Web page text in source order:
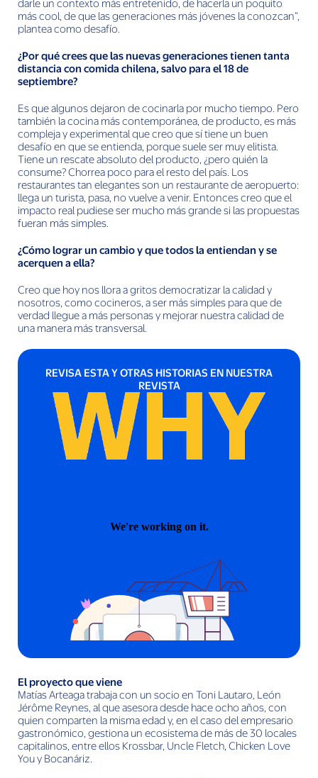
darle un contexto más entretenido, de hacerla un poquito
más cool, de que las generaciones más jóvenes la conozcan”,
plantea como desafío.
¿Por qué crees que las nuevas generaciones tienen tanta
distancia con comida chilena, salvo para el 18 de
septiembre?
Es que algunos dejaron de cocinarla por mucho tiempo. Pero
también la cocina más contemporánea, de producto, es más
compleja y experimental que creo que sí tiene un buen
desafío en que se entienda, porque suele ser muy elitista.
Tiene un rescate absoluto del producto, ¿pero quién la
consume? Chorrea poco para el resto del país. Los
restaurantes tan elegantes son un restaurante de aeropuerto:
llega un turista, pasa, no vuelve a venir. Entonces creo que el
impacto real pudiese ser mucho más grande si las propuestas
fueran más simples.
¿Cómo lograr un cambio y que todos la entiendan y se
acerquen a ella?
Creo que hoy nos llora a gritos democratizar la calidad y
nosotros, como cocineros, a ser más simples para que de
verdad llegue a más personas y mejorar nuestra calidad de
una manera más transversal.
REVISA ESTA Y OTRAS HISTORIAS EN NUESTRA
REVISTA
El proyecto que viene
Matías Arteaga trabaja con un socio en Toni Lautaro, León
Jérôme Reynes, al que asesora desde hace ocho años, con
quien comparten la misma edad y, en el caso del empresario
gastronómico, gestiona un ecosistema de más de 30 locales
capitalinos, entre ellos Krossbar, Uncle Fletch, Chicken Love
You y Bocanáriz.